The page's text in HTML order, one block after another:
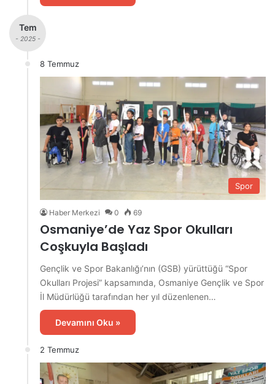
Tem
- 2025 -
8 Temmuz
Spor
Haber Merkezi 0 69
Osmaniye’de Yaz Spor Okulları
Coşkuyla Başladı
Gençlik ve Spor Bakanlığı’nın (GSB) yürüttüğü “Spor
Okulları Projesi” kapsamında, Osmaniye Gençlik ve Spor
İl Müdürlüğü tarafından her yıl düzenlenen…
Devamını Oku »
2 Temmuz